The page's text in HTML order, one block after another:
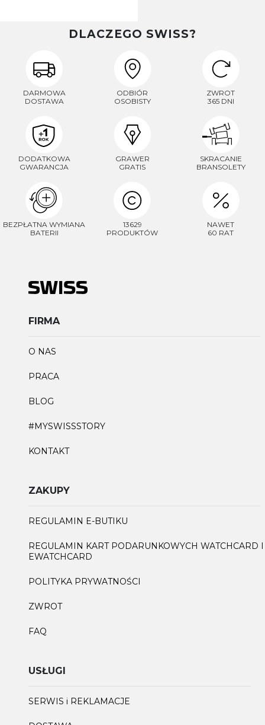
DLACZEGO SWISS?
DARMOWA
DOSTAWA
ODBIÓR
OSOBISTY
ZWROT
365 DNI
DODATKOWA
GWARANCJA
GRAWER
GRATIS
SKRACANIE
BRANSOLETY
BEZPŁATNA WYMIANA
BATERII
13629
PRODUKTÓW
NAWET
60 RAT
FIRMA
O NAS
PRACA
BLOG
#MYSWISSSTORY
KONTAKT
ZAKUPY
REGULAMIN E-BUTIKU
REGULAMIN KART PODARUNKOWYCH WATCHCARD I
EWATCHCARD
POLITYKA PRYWATNOŚCI
ZWROT
FAQ
USŁUGI
SERWIS i REKLAMACJE